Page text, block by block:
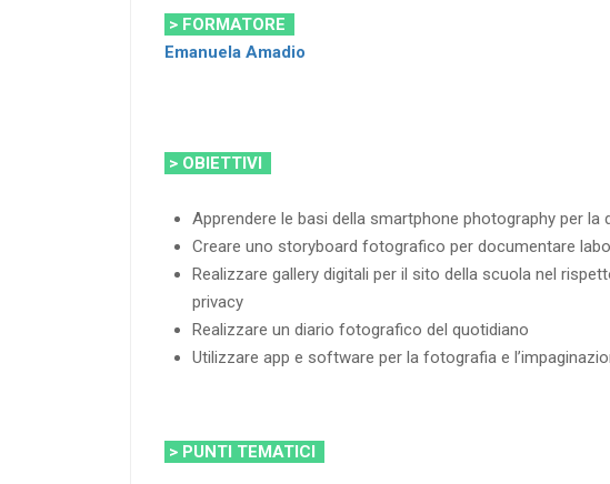
> FORMATORE
Emanuela Amadio
> OBIETTIVI
Apprendere le basi della smartphone photography per la
Creare uno storyboard fotografico per documentare
Realizzare gallery digitali per il sito della scuola nel
privacy
Realizzare un diario fotografico del quotidiano
Utilizzare app e software per la fotografia e
> PUNTI TEMATICI